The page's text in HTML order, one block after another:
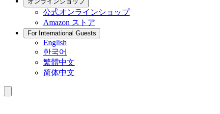
公式オンラインショップ
Amazon ストア
For International Guests
English
한국어
繁體中文
简体中文